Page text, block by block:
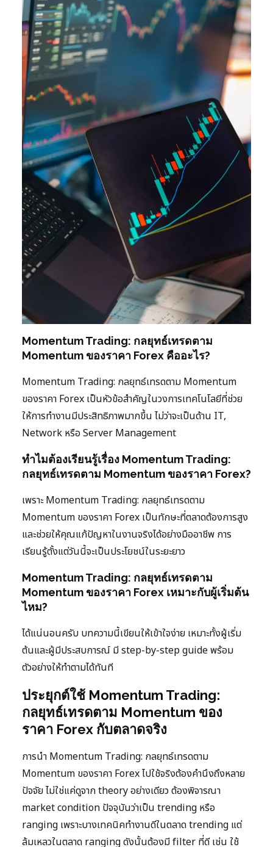
Momentum Trading: กลยุทธ์เทรดตาม
Momentum ของราคา Forex คืออะไร?
Momentum Trading: กลยุทธ์เทรดตาม Momentum
ของราคา Forex เป็นหัวข้อสำคัญในวงการเทคโนโลยีที่ช่วย
ให้การทำงานมีประสิทธิภาพมากขึ้น ไม่ว่าจะเป็นด้าน IT,
Network หรือ Server Management
ทำไมต้องเรียนรู้เรื่อง Momentum Trading:
กลยุทธ์เทรดตาม Momentum ของราคา Forex?
เพราะ Momentum Trading: กลยุทธ์เทรดตาม
Momentum ของราคา Forex เป็นทักษะที่ตลาดต้องการสูง
และช่วยให้คุณแก้ปัญหาในงานจริงได้อย่างมืออาชีพ การ
เรียนรู้ตั้งแต่วันนี้จะเป็นประโยชน์ในระยะยาว
Momentum Trading: กลยุทธ์เทรดตาม
Momentum ของราคา Forex เหมาะกับผู้เริ่มต้น
ไหม?
ได้แน่นอนครับ บทความนี้เขียนให้เข้าใจง่าย เหมาะทั้งผู้เริ่ม
ต้นและผู้มีประสบการณ์ มี step-by-step guide พร้อม
ตัวอย่างให้ทำตามได้ทันที
ประยุกต์ใช้ Momentum Trading:
กลยุทธ์เทรดตาม Momentum ของ
ราคา Forex กับตลาดจริง
การนำ Momentum Trading: กลยุทธ์เทรดตาม
Momentum ของราคา Forex ไปใช้จริงต้องคำนึงถึงหลาย
ปัจจัย ไม่ใช่แค่ดูจาก theory อย่างเดียว ต้องพิจารณา
market condition ปัจจุบันว่าเป็น trending หรือ
ranging เพราะบางเทคนิคทำงานดีในตลาด trending แต่
ล้มเหลวในตลาด ranging ดังนั้นต้องมี filter ที่ดี เช่น ใช้